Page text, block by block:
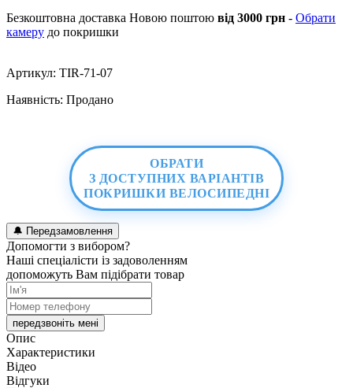
Безкоштовна доставка Новою поштою від 3000 грн - Обрати
камеру до покришки
Артикул: TIR-71-07
Наявність: Продано
ОБРАТИ
З ДОСТУПНИХ ВАРІАНТІВ
ПОКРИШКИ ВЕЛОСИПЕДНІ
🔔 Передзамовлення
Допомогти з вибором?
Наші спеціалісти із задоволенням
допоможуть Вам підібрати товар
передзвоніть мені
Опис
Характеристики
Відео
Відгуки